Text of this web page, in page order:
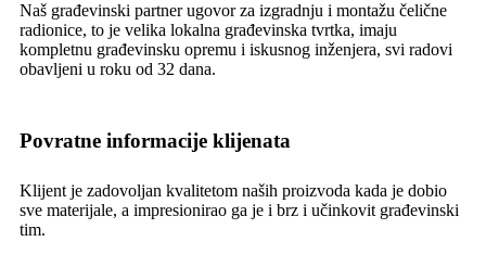
Naš građevinski partner ugovor za izgradnju i montažu čelične
radionice, to je velika lokalna građevinska tvrtka, imaju
kompletnu građevinsku opremu i iskusnog inženjera, svi radovi
obavljeni u roku od 32 dana.
Povratne informacije klijenata
Klijent je zadovoljan kvalitetom naših proizvoda kada je dobio
sve materijale, a impresionirao ga je i brz i učinkovit građevinski
tim.